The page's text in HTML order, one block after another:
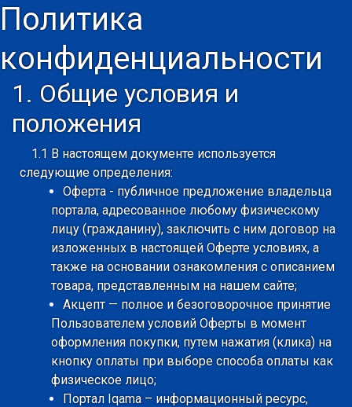
Политика
конфиденциальности
1. Общие условия и
положения
1.1 В настоящем документе используется
следующие определения:
Оферта - публичное предложение владельца
портала, адресованное любому физическому
лицу (гражданину), заключить с ним договор на
изложенных в настоящей Оферте условиях, а
также на основании ознакомления с описанием
товара, представленным на нашем сайте;
Акцепт — полное и безоговорочное принятие
Пользователем условий Оферты в момент
оформления покупки, путем нажатия (клика) на
кнопку оплаты при выборе способа оплаты как
физическое лицо;
Портал Iqama – информационный ресурс,